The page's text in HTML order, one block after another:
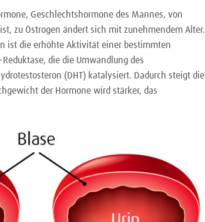
Geschlechtshormone des Mannes, von
zu Östrogen ändert sich mit zunehmendem Alter.
ist die erhöhte Aktivität einer bestimmten
die die Umwandlung des
(DHT) katalysiert. Dadurch steigt die
der Hormone wird stärker, das